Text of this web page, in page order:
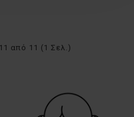
από 11 (1 Σελ.)